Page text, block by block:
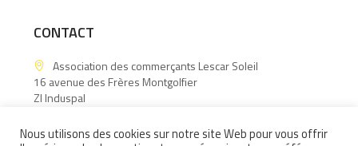
CONTACT
Association des commerçants Lescar Soleil
16 avenue des Frères Montgolfier
ZI Induspal
06.15.60.88.43
Nous utilisons des cookies sur notre site Web pour vous offrir